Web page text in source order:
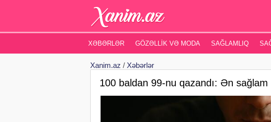
XƏBƏRLƏR GÖZƏLLIK VƏ MODA SAĞLAMLIQ
Xanim.az / Xəbərlər
100 baldan 99-nu qazandı: Ən